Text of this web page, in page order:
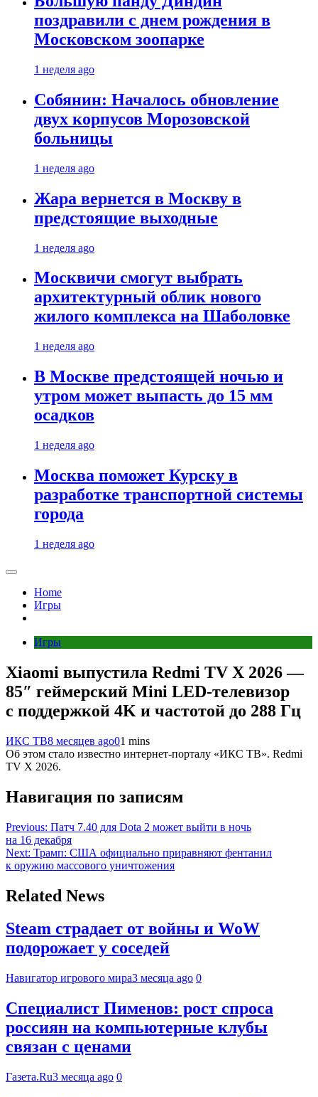
поздравили с днем рождения в
Московском зоопарке
1 неделя ago
Собянин: Началось обновление
двух корпусов Морозовской
больницы
1 неделя ago
Жара вернется в Москву в
предстоящие выходные
1 неделя ago
Москвичи смогут выбрать
архитектурный облик нового
жилого комплекса на Шаболовке
1 неделя ago
В Москве предстоящей ночью и
утром может выпасть до 15 мм
осадков
1 неделя ago
Москва поможет Курску в
разработке транспортной системы
города
1 неделя ago
Home
Игры
Игры
Xiaomi выпустила Redmi TV X 2026 —
85″ геймерский Mini LED-телевизор
с поддержкой 4K и частотой до 288 Гц
ИКС ТВ8 месяцев ago01 mins
Об этом стало известно интернет-порталу «ИКС ТВ». Redmi
TV X 2026.
Навигация по записям
Previous: Патч 7.40 для Dota 2 может выйти в ночь
на 16 декабря
Next: Трамп: США официально приравняют фентанил
к оружию массового уничтожения
Related News
Steam страдает от войны и WoW
подорожает у соседей
Навигатор игрового мира3 месяца ago 0
Специалист Пименов: рост спроса
россиян на компьютерные клубы
связан с ценами
Газета.Ru3 месяца ago 0